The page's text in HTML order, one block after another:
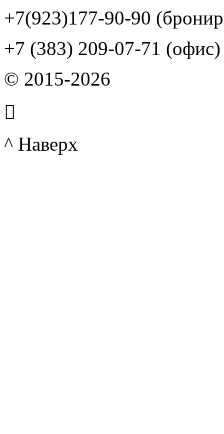
+7(923)177-90-90
+7 (383) 209-07-71 (офис)
© 2015-2026

^ Наверх